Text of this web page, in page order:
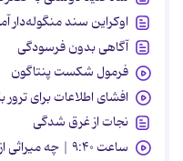
اوکراین سند منگوله‌دار
آگاهی بدون فرسودگی
فرمول شکست پنتاگون
افشای اطلاعات برای ترور
نجات از غرق شدگی
ساعت ۹:۴۰ | چه میراثی از خود به جای گذاشت؟